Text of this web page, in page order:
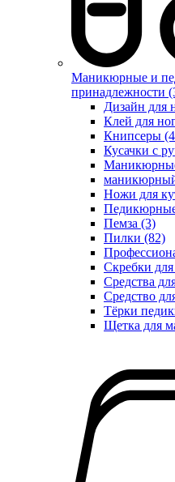
Маникюрные и
принадлежности
Дизайн для
Клей для
Книпсеры
Кусачки с
Ножи для
Пемза (3)
Пилки (82)
Скребки
Средства
Средство
Тёрки
Щетка для